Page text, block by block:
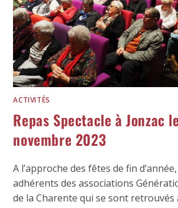
ACTIVITÉS
Repas Spectacle à Jonzac
novembre 2023
A l’approche des fêtes de fin d’année,
adhérents des associations
de la Charente qui se sont retrouvés